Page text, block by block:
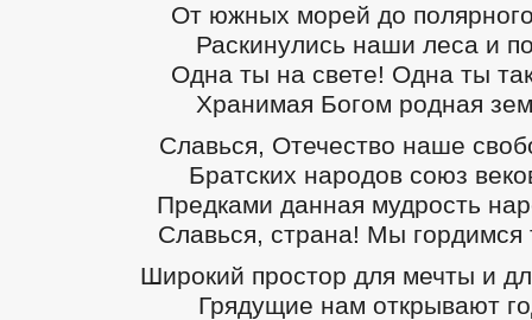
От южных морей до
Раскинулись наши леса и
Одна ты на свете! Одна ты
Хранимая Богом родная
Славься, Отечество наше
Братских народов союз
Предками данная мудрость
Славься, страна! Мы гордимся
Широкий простор для мечты и
Грядущие нам открывают